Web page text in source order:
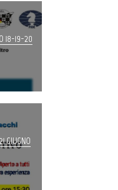
18-19-20
GIUGNO